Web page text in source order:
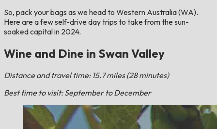
So, pack your bags as we head to Western Australia (WA).
Here are a few self-drive day trips to take from the sun-
soaked capital in 2024.
Wine and Dine in Swan Valley
Distance and travel time: 15.7 miles (28 minutes)
Best time to visit: September to December